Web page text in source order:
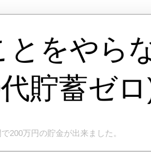
とをやら
貯蓄ゼ
200万円の貯金が出来ました。